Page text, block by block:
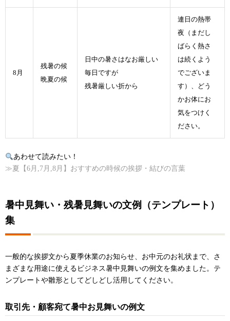
8月
残暑の候
晩夏の候
日中の暑さはなお厳しい
毎日ですが
残暑厳しい折から
連日の熱帯
夜（まだし
ばらく熱さ
は続くよう
でございま
す）、
どう
かお体にお
気をつけく
ださい。
あわせて読みたい！
≫夏【6月,7月,8月】おすすめの時候の挨拶・結びの言葉
暑中見舞い・残暑見舞いの文例（テンプレート）
集
一般的な挨拶文から夏季休業のお知らせ、お中元のお礼状まで、さ
まざまな用途に使えるビジネス暑中見舞いの例文を集めました。テ
ンプレートや雛形としてどしどし活用してください。
取引先・顧客宛て暑中お見舞いの例文